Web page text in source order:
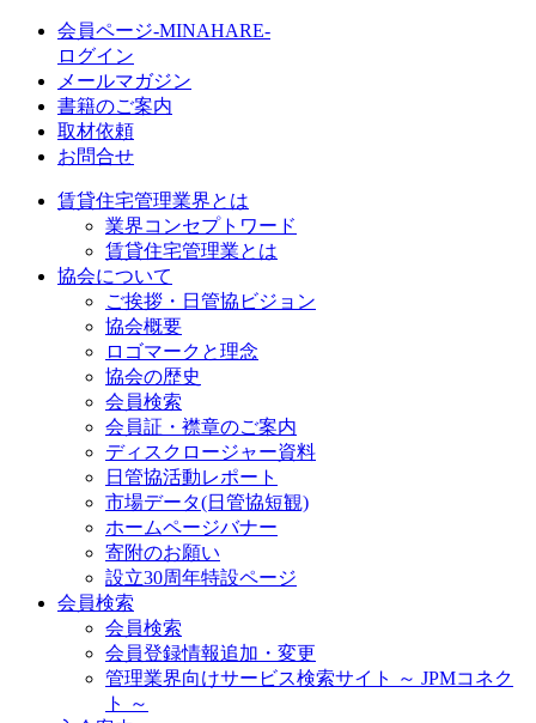
会員ページ-MINAHARE-
ログイン
メールマガジン
書籍のご案内
取材依頼
お問合せ
賃貸住宅管理業界とは
業界コンセプトワード
賃貸住宅管理業とは
協会について
ご挨拶・日管協ビジョン
協会概要
ロゴマークと理念
協会の歴史
会員検索
会員証・襟章のご案内
ディスクロージャー資料
日管協活動レポート
市場データ(日管協短観)
ホームページバナー
寄附のお願い
設立30周年特設ページ
会員検索
会員検索
会員登録情報追加・変更
管理業界向けサービス検索サイト ～ JPMコネク
ト ～